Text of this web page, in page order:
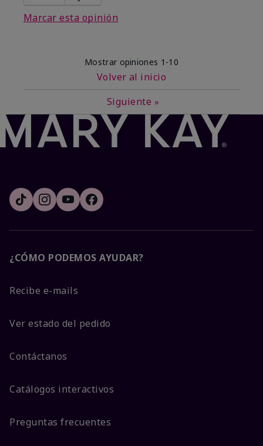
Marcar esta opinión
Mostrar opiniones 1-10
Volver al inicio
Siguiente »
¿CÓMO PODEMOS AYUDAR?
Recibe e-mails
Ver estado del pedido
Contáctanos
Catálogos interactivos
Preguntas frecuentes